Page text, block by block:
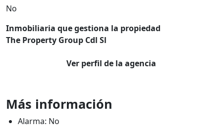
No
Inmobiliaria que gestiona la propiedad
The Property Group Cdl Sl
Ver perfil de la agencia
Más información
Alarma: No